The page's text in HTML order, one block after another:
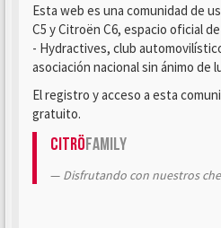
Esta web es una comunidad de
C5 y Citroën C6, espacio oficial
- Hydractives, club
asociación nacional sin ánimo de
El registro y acceso a esta
gratuito.
CitröFamily
Disfrutando con nuestros